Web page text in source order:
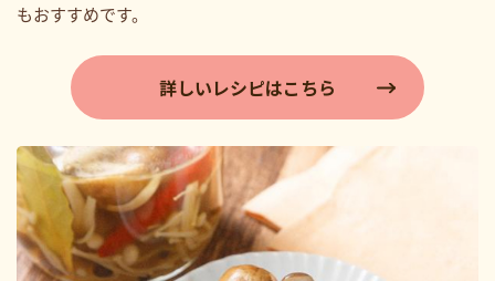
もおすすめです。
詳しいレシピはこちら